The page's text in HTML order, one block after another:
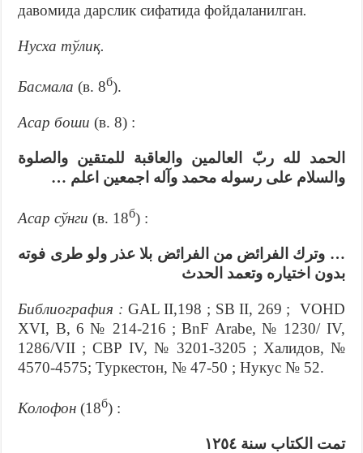
давомида дарслик сифатида фойдаланилган.
Нусха тўлиқ.
Басмала (в. 8б).
Асар боши (в. 8) :
الحمد لله ربّ العالمين والعاقبة للمتقين والصلوة
والسلام على رسوله محمد وآله اجمعين اعلم …
Асар сўнги (в. 18б) :
… وترك الفرائض من الفرائض بلا عذر ولو طرى فوته
بدون اختياره وتعمد الحدث
Библиография : GAL II,198 ; SB II, 269 ; VOHD
XVI, B, 6 № 214-216 ; BnF Arabe, № 1230/ IV,
1286/VII ; СВР IV, № 3201-3205 ; Халидов, №
4570-4575; Туркестон, № 47-50 ; Нукус № 52.
Колофон(18б) :
تمت الكتاب سنة ١٢٥٤